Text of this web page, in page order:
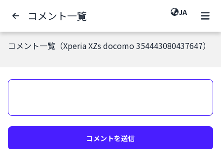
コメント一覧 JA
コメント一覧（Xperia XZs docomo 354443080437647）
コメントを送信